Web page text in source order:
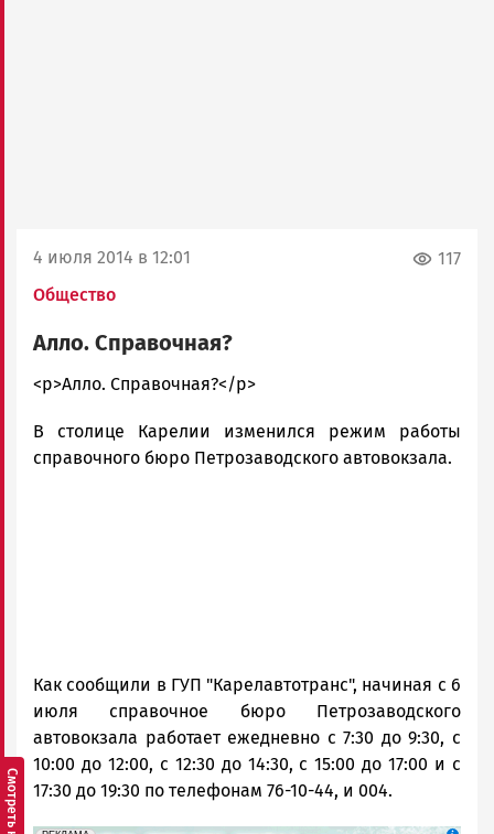
4 июля 2014 в 12:01
Общество
117
Алло. Справочная?
admintimur
Петрозаводска
и
<p>Алло. Справочная?</p>
В столице Карелии изменился режим работы
справочного бюро Петрозаводского автовокзала.
Как сообщили в ГУП "Карелавтотранс", начиная с 6
июля справочное бюро Петрозаводского
автовокзала работает ежедневно с 7:30 до 9:30, с
10:00 до 12:00, с 12:30 до 14:30, с 15:00 до 17:00 и с
17:30 до 19:30 по телефонам 76-10-44, и 004.